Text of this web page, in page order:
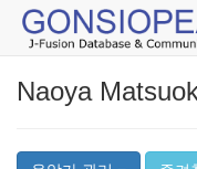
Naoya